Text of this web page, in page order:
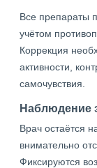
Все препараты
учётом
Коррекция
активности,
самочувствия.
Наблюдение
Врач остаётся
внимательно
Фиксируются